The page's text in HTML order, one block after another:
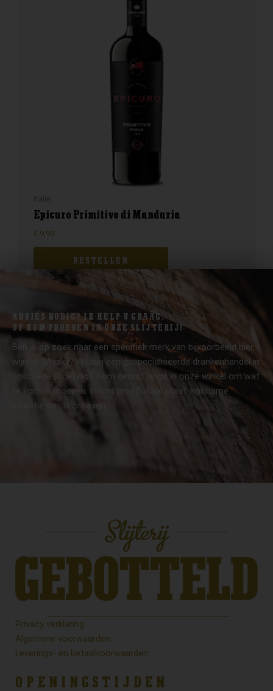
Epicuro Primitivo di Manduria
€ 9,99
BESTELLEN
ADVIES NODIG? IK HELP U GRAAG.
OF KOM PROEVEN IN ONZE SLIJTERIJ!
Ben je op zoek naar een specifiek merk van bijvoorbeeld bier,
wijn of Whisky? Wij zijn een gespecialiseerde drankenhandel in
Enschede (Boekelo). Kom gerust langs in onze winkel om wat
te komen proeven. In ons proeflokaal staat een ruime
selectie om te proeven.
Privacy verklaring
Algemene voorwaarden
Leverings- en betaalvoorwaarden
OPENINGSTIJDEN